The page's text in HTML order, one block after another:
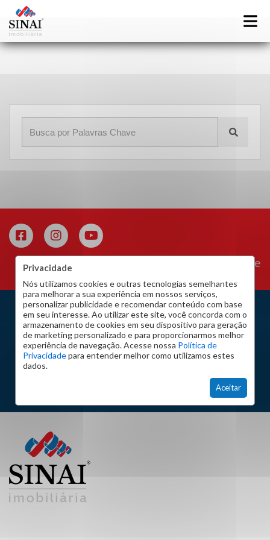
Início» Blog
Privacidade
Nós utilizamos cookies e outras tecnologias semelhantes
para melhorar a sua experiência em nossos serviços,
personalizar publicidade e recomendar conteúdo com base
em seu interesse. Ao utilizar este site, você concorda com o
armazenamento de cookies em seu dispositivo para geração
de marketing personalizado e para proporcionarmos melhor
experiência de navegação. Acesse nossa Política de
Privacidadepara entender melhor como utilizamos estes
dados.
Aceitar
Área do Cliente
Unidade Principal
Av. Brás de Pina, 1081